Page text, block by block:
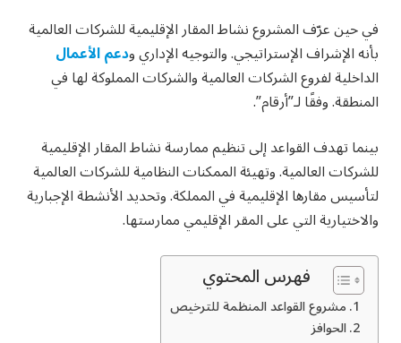
في حين عرّف المشروع نشاط المقار الإقليمية للشركات العالمية
بأنه الإشراف الإستراتيجي. والتوجيه الإداري ودعم الأعمال
الداخلية لفروع الشركات العالمية والشركات المملوكة لها في
المنطقة. وفقًا لـ”أرقام”.
بينما تهدف القواعد إلى تنظيم ممارسة نشاط المقار الإقليمية
للشركات العالمية. وتهيئة الممكنات النظامية للشركات العالمية
لتأسيس مقارها الإقليمية في المملكة. وتحديد الأنشطة الإجبارية
والاختيارية التي على المقر الإقليمي ممارستها.
فهرس المحتوي
مشروع القواعد المنظمة للترخيص
الحوافز